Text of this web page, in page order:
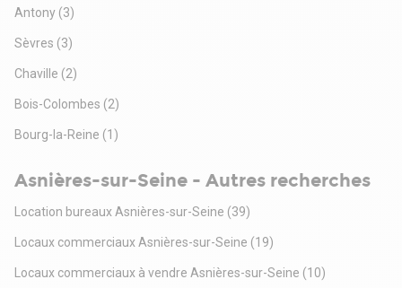
Antony (3)
Sèvres (3)
Chaville (2)
Bois-Colombes (2)
Bourg-la-Reine (1)
Asnières-sur-Seine - Autres recherches
Location bureaux Asnières-sur-Seine (39)
Locaux commerciaux Asnières-sur-Seine (19)
Locaux commerciaux à vendre Asnières-sur-Seine (10)